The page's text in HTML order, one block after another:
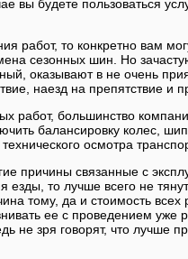
вы будете пользоваться
работ, то конкретно вам
сезонных шин. Но
оказывают в не очень
наезд на препятствие и
работ, большинство
балансировку колес,
осмотра
причины связанные с
езды, то лучше всего не
тому, да и стоимость
ее с проведением уже
не зря говорят, что лучше